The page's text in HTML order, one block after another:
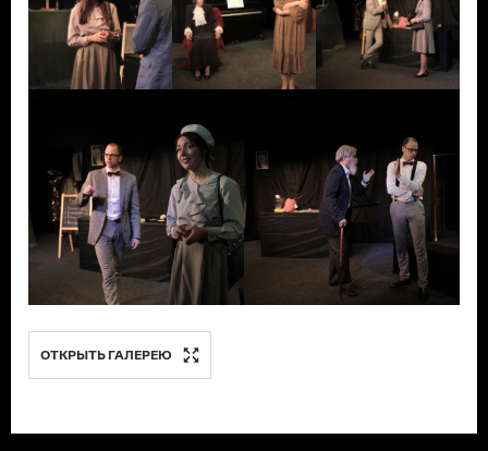
ОТКРЫТЬ ГАЛЕРЕЮ